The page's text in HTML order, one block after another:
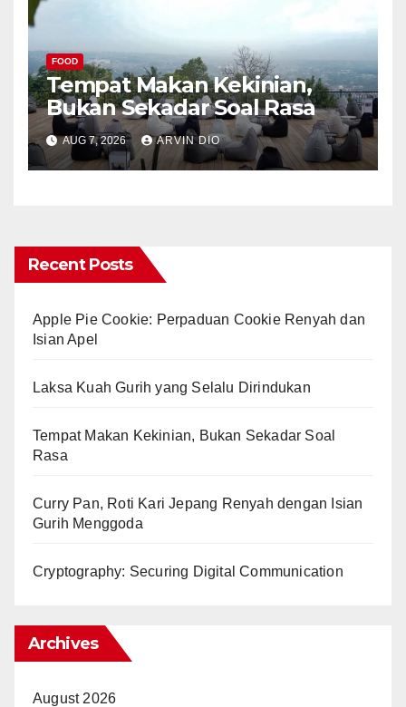
FOOD
Tempat Makan Kekinian,
Bukan Sekadar Soal Rasa
AUG 7, 2026 ARVIN DIO
Recent Posts
Apple Pie Cookie: Perpaduan Cookie Renyah dan
Isian Apel
Laksa Kuah Gurih yang Selalu Dirindukan
Tempat Makan Kekinian, Bukan Sekadar Soal
Rasa
Curry Pan, Roti Kari Jepang Renyah dengan Isian
Gurih Menggoda
Cryptography: Securing Digital Communication
Archives
August 2026